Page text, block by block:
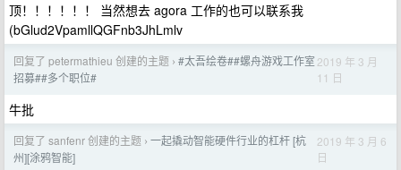
顶！！！！！！ 当然想去 agora 工作的也可以联系我
(bGlud2VpamllQGFnb3JhLmlv
回复了 petermathieu 创建的主题 › #太吾绘卷##螺舟游戏工作室
招募##多个职位#
2019 年 3 月
11 日
牛批
回复了 sanfenr 创建的主题 › 一起撬动智能硬件行业的杠杆 [杭
州][涂鸦智能]
2019 年 3 月 6
日